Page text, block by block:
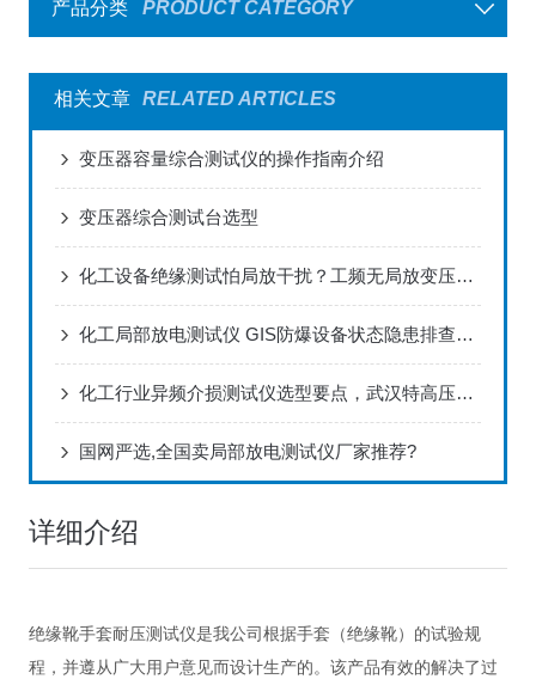
产品分类 PRODUCT CATEGORY
相关文章 RELATED ARTICLES
变压器容量综合测试仪的操作指南介绍
变压器综合测试台选型
化工设备绝缘测试怕局放干扰？工频无局放变压器口碑好的选型建议看这
化工局部放电测试仪 GIS防爆设备状态隐患排查｜武汉特高压
化工行业异频介损测试仪选型要点，武汉特高压电力科技帮你选对设备​
国网严选,全国卖局部放电测试仪厂家推荐?
详细介绍
绝缘靴手套耐压测试仪是我公司根据手套（绝缘靴）的试验规
程，并遵从广大用户意见而设计生产的。该产品有效的解决了过